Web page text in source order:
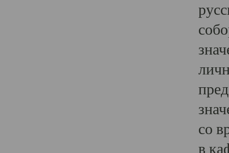
со
в